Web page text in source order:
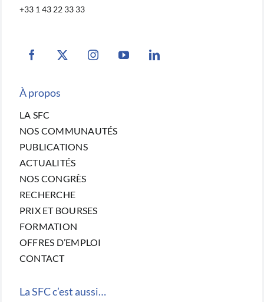
+33 1 43 22 33 33
À propos
LA SFC
NOS COMMUNAUTÉS
PUBLICATIONS
ACTUALITÉS
NOS CONGRÈS
RECHERCHE
PRIX ET BOURSES
FORMATION
OFFRES D’EMPLOI
CONTACT
La SFC c’est aussi…